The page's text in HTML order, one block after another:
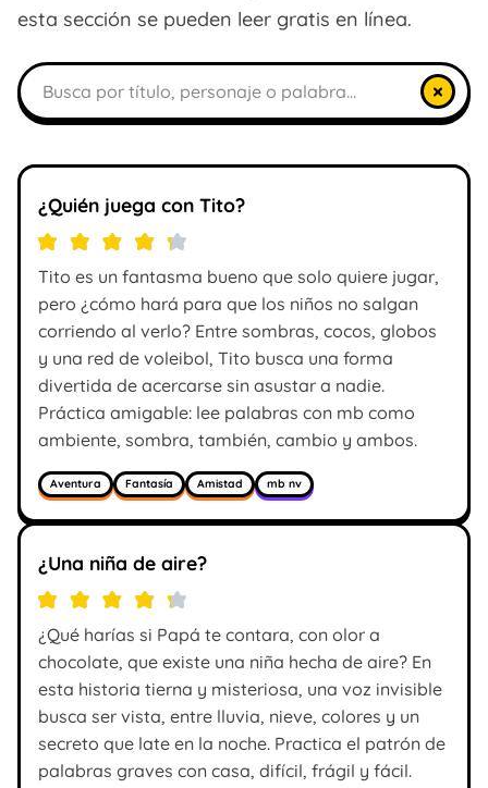
esta sección se pueden leer gratis en línea.
Buscar libros
×
¿Quién juega con Tito?
Tito es un fantasma bueno que solo quiere jugar,
pero ¿cómo hará para que los niños no salgan
corriendo al verlo? Entre sombras, cocos, globos
y una red de voleibol, Tito busca una forma
divertida de acercarse sin asustar a nadie.
Práctica amigable: lee palabras con mb como
ambiente, sombra, también, cambio y ambos.
Aventura Fantasía Amistad mb nv
¿Una niña de aire?
¿Qué harías si Papá te contara, con olor a
chocolate, que existe una niña hecha de aire? En
esta historia tierna y misteriosa, una voz invisible
busca ser vista, entre lluvia, nieve, colores y un
secreto que late en la noche. Practica el patrón de
palabras graves con casa, difícil, frágil y fácil.